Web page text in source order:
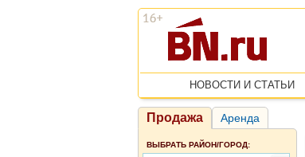
НОВОСТИ И СТАТЬИ
Продажа Аренда
ВЫБРАТЬ РАЙОН/ГОРОД: